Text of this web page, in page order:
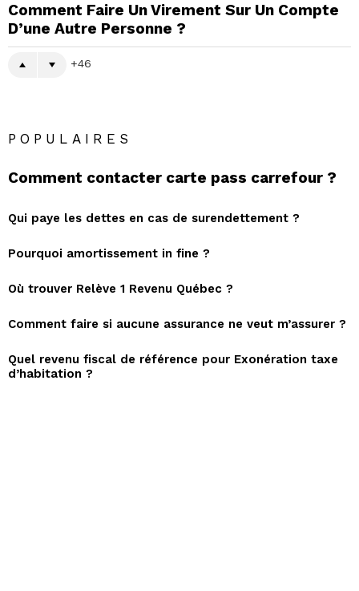
Comment Faire Un Virement Sur Un Compte
D’une Autre Personne ?
46
POPULAIRES
Comment contacter carte pass carrefour ?
Qui paye les dettes en cas de surendettement ?
Pourquoi amortissement in fine ?
Où trouver Relève 1 Revenu Québec ?
Comment faire si aucune assurance ne veut m’assurer ?
Quel revenu fiscal de référence pour Exonération taxe
d’habitation ?